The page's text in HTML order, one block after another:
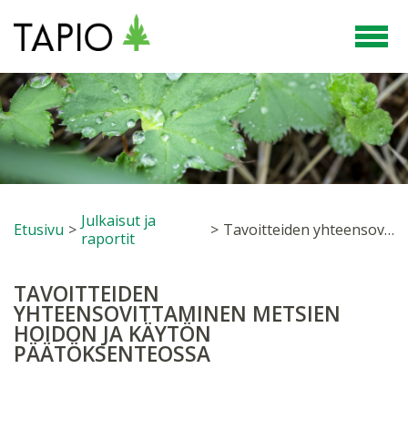
Etusivu > Julkaisut ja
raportit
> Tavoitteiden yhteensovittaminen metsien hoidon ja käytön päätöksenteossa
TAVOITTEIDEN
YHTEENSOVITTAMINEN METSIEN
HOIDON JA KÄYTÖN
PÄÄTÖKSENTEOSSA